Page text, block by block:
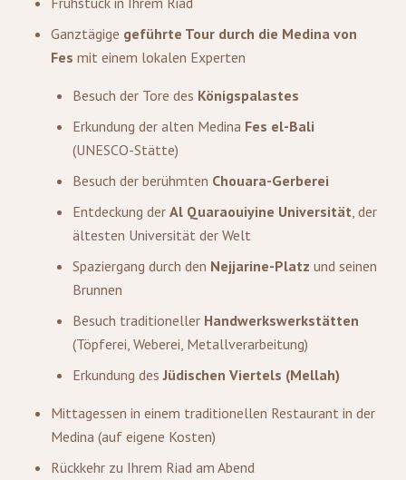
Ganztägige geführte Tour durch die Medina von
Fes mit einem lokalen Experten
Besuch der Tore des Königspalastes
Erkundung der alten Medina Fes el-Bali
(UNESCO-Stätte)
Besuch der berühmten Chouara-Gerberei
Entdeckung der Al Quaraouiyine Universität, der
ältesten Universität der Welt
Spaziergang durch den Nejjarine-Platz und seinen
Brunnen
Besuch traditioneller Handwerkswerkstätten
(Töpferei, Weberei, Metallverarbeitung)
Erkundung desJüdischen Viertels (Mellah)
Mittagessen in einem traditionellen Restaurant in der
Medina (auf eigene Kosten)
Rückkehr zu Ihrem Riad am Abend